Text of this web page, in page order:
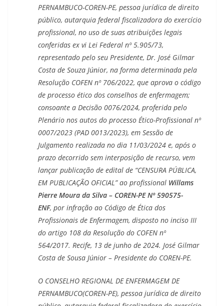
PERNAMBUCO-COREN-PE, pessoa jurídica de direito
público, autarquia federal fiscalizadora do exercício
profissional, no uso de suas atribuições legais
conferidas ex vi Lei Federal nº 5.905/73,
representado pelo seu Presidente, Dr. José Gilmar
Costa de Souza Júnior, na forma determinada pela
Resolução COFEN nº 706/2022, que aprova o código
de processo ético dos conselhos de enfermagem;
consoante a Decisão 0076/2024, proferida pelo
Plenário nos autos do processo Ético-Profissional nº
0007/2023 (PAD 0013/2023), em Sessão de
Julgamento realizada no dia 11/03/2024 e, após o
prazo decorrido sem interposição de recurso, vem
lançar publicação de edital de “CENSURA PÚBLICA,
EM PUBLICAÇÃO OFICIAL” ao profissional Willams
Pierre Moura da Silva – COREN-PE Nº 590575-
ENF, por infração ao Código de Ética dos
Profissionais de Enfermagem, disposto no inciso III
do artigo 108 da Resolução do COFEN nº
564/2017. Recife, 13 de junho de 2024. José Gilmar
Costa de Sousa Júnior – Presidente do COREN-PE.
O CONSELHO REGIONAL DE ENFERMAGEM DE
PERNAMBUCO(COREN-PE), pessoa jurídica de direito